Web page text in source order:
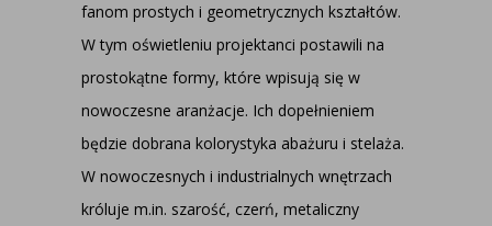
fanom prostych i geometrycznych kształtów.
W tym oświetleniu projektanci postawili na
prostokątne formy, które wpisują się w
nowoczesne aranżacje. Ich dopełnieniem
będzie dobrana kolorystyka abażuru i stelaża.
W nowoczesnych i industrialnych wnętrzach
króluje m.in. szarość, czerń, metaliczny